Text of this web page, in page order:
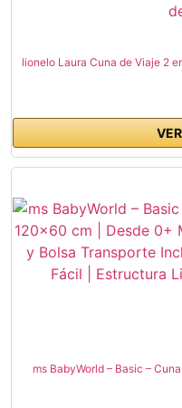
lionelo Laura Cuna de Viaje 2
ms BabyWorld – Basic –